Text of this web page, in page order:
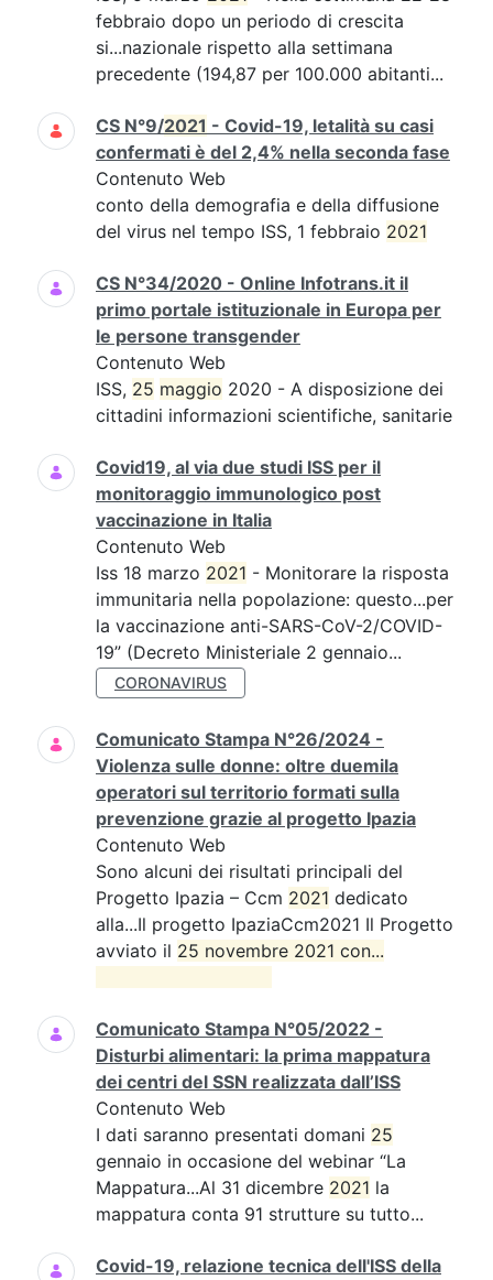
febbraio dopo un periodo di crescita
si...nazionale rispetto alla settimana
precedente (194,87 per 100.000 abitanti...
CS N°9/2021 - Covid-19, letalità su casi
confermati è del 2,4% nella seconda fase
Contenuto Web
conto della demografia e della diffusione
del virus nel tempo ISS, 1 febbraio 2021
CS N°34/2020 - Online Infotrans.it il
primo portale istituzionale in Europa per
le persone transgender
Contenuto Web
ISS, 25 maggio 2020 - A disposizione dei
cittadini informazioni scientifiche, sanitarie
Covid19, al via due studi ISS per il
monitoraggio immunologico post
vaccinazione in Italia
Contenuto Web
Iss 18 marzo 2021 - Monitorare la risposta
immunitaria nella popolazione: questo...per
la vaccinazione anti-SARS-CoV-2/COVID-
19” (Decreto Ministeriale 2 gennaio...
CORONAVIRUS
Comunicato Stampa N°26/2024 -
Violenza sulle donne: oltre duemila
operatori sul territorio formati sulla
prevenzione grazie al progetto Ipazia
Contenuto Web
Sono alcuni dei risultati principali del
Progetto Ipazia – Ccm 2021 dedicato
alla...Il progetto IpaziaCcm2021 Il Progetto
avviato il 25 novembre 2021 con...
Comunicato Stampa N°05/2022 -
Disturbi alimentari: la prima mappatura
dei centri del SSN realizzata dall’ISS
Contenuto Web
I dati saranno presentati domani 25
gennaio in occasione del webinar “La
Mappatura...Al 31 dicembre 2021 la
mappatura conta 91 strutture su tutto...
Covid-19, relazione tecnica dell'ISS della